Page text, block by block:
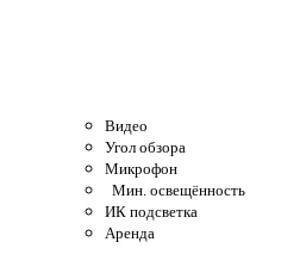
Видео
Угол обзора
Микрофон
Мин. освещённость
ИК подсветка
Аренда